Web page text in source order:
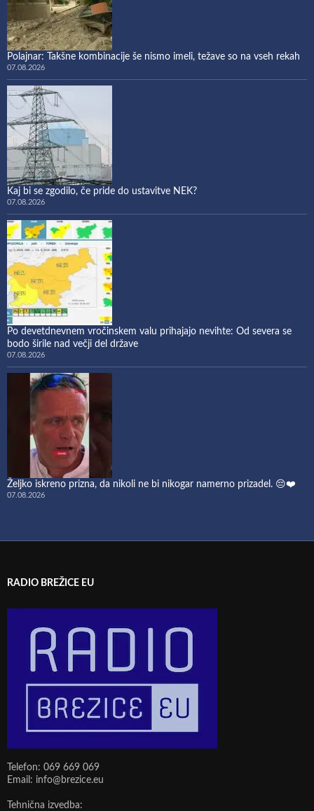
Polajnar: Takšne kombinacije še nismo imeli, težave so na vseh rekah
07.08.2026
Kaj bi se zgodilo, če pride do ustavitve NEK?
07.08.2026
Po devetdnevnem vročinskem valu prihajajo nevihte: Od severa se
bodo širile nad večji del države
07.08.2026
Željko iskreno prizna, da nikoli ne bi nikogar namerno prizadel. 😔❤️
07.08.2026
RADIO BREŽICE EU
Telefon: 069 669 069
Email: info@brezice.eu
Tehnična izvedba: